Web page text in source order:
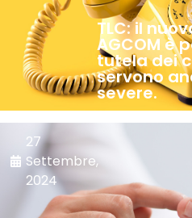
TLC: il
AGCOM è
tutela dei
servono
severe.
27
Settembre,
2024